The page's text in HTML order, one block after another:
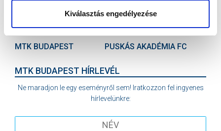
Kiválasztás engedélyezése
MTK BUDAPEST
VS
PUSKÁS AKADÉMIA FC
MTK BUDAPEST HÍRLEVÉL
Ne maradjon le egy eseményről sem! Iratkozzon fel ingyenes
hírlevelünkre: